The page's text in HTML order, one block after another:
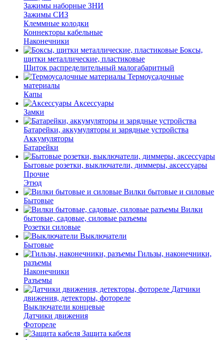
Зажимы наборные ЗНИ
Зажимы СИЗ
Клеммные колодки
Коннекторы кабельные
Наконечники
Боксы,
щитки металлические, пластиковые
Щиток распределительный малогабаритный
Термоусадочные
материалы
Капы
Аксессуары
Замки
Батарейки, аккумуляторы и зарядные устройства
Аккумуляторы
Батарейки
Бытовые розетки, выключатели, диммеры, аксессуары
Прочие
Этюд
Вилки бытовые и силовые
Бытовые
Вилки
бытовые, садовые, силовые разъемы
Розетки силовые
Выключатели
Бытовые
Гильзы, наконечники,
разъемы
Наконечники
Разъемы
Датчики
движения, детекторы, фотореле
Выключатели концевые
Датчики движения
Фотореле
Защита кабеля